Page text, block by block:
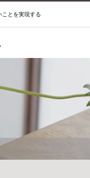
ことを実現する